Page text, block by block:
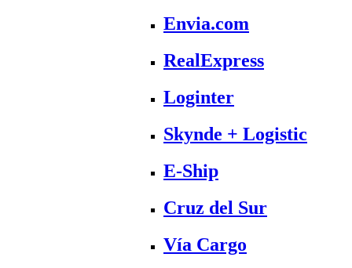
Envia.com
RealExpress
Loginter
Skynde + Logistic
E-Ship
Cruz del Sur
Vía Cargo